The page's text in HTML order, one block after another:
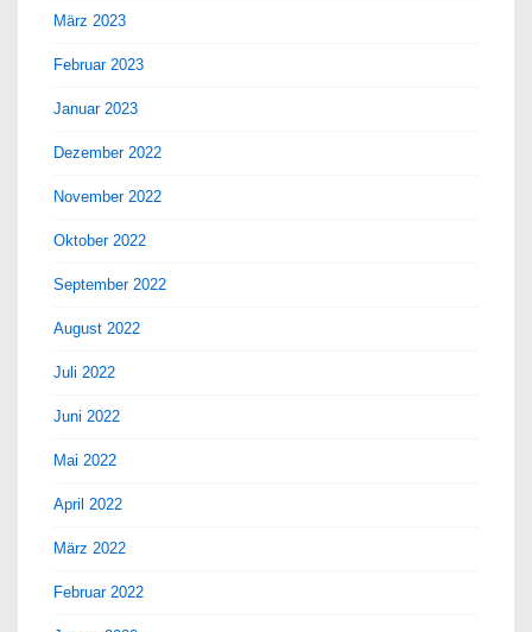
März 2023
Februar 2023
Januar 2023
Dezember 2022
November 2022
Oktober 2022
September 2022
August 2022
Juli 2022
Juni 2022
Mai 2022
April 2022
März 2022
Februar 2022